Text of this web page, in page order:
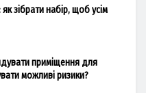
зібрати набір, щоб усім
приміщення для
можливі ризики?